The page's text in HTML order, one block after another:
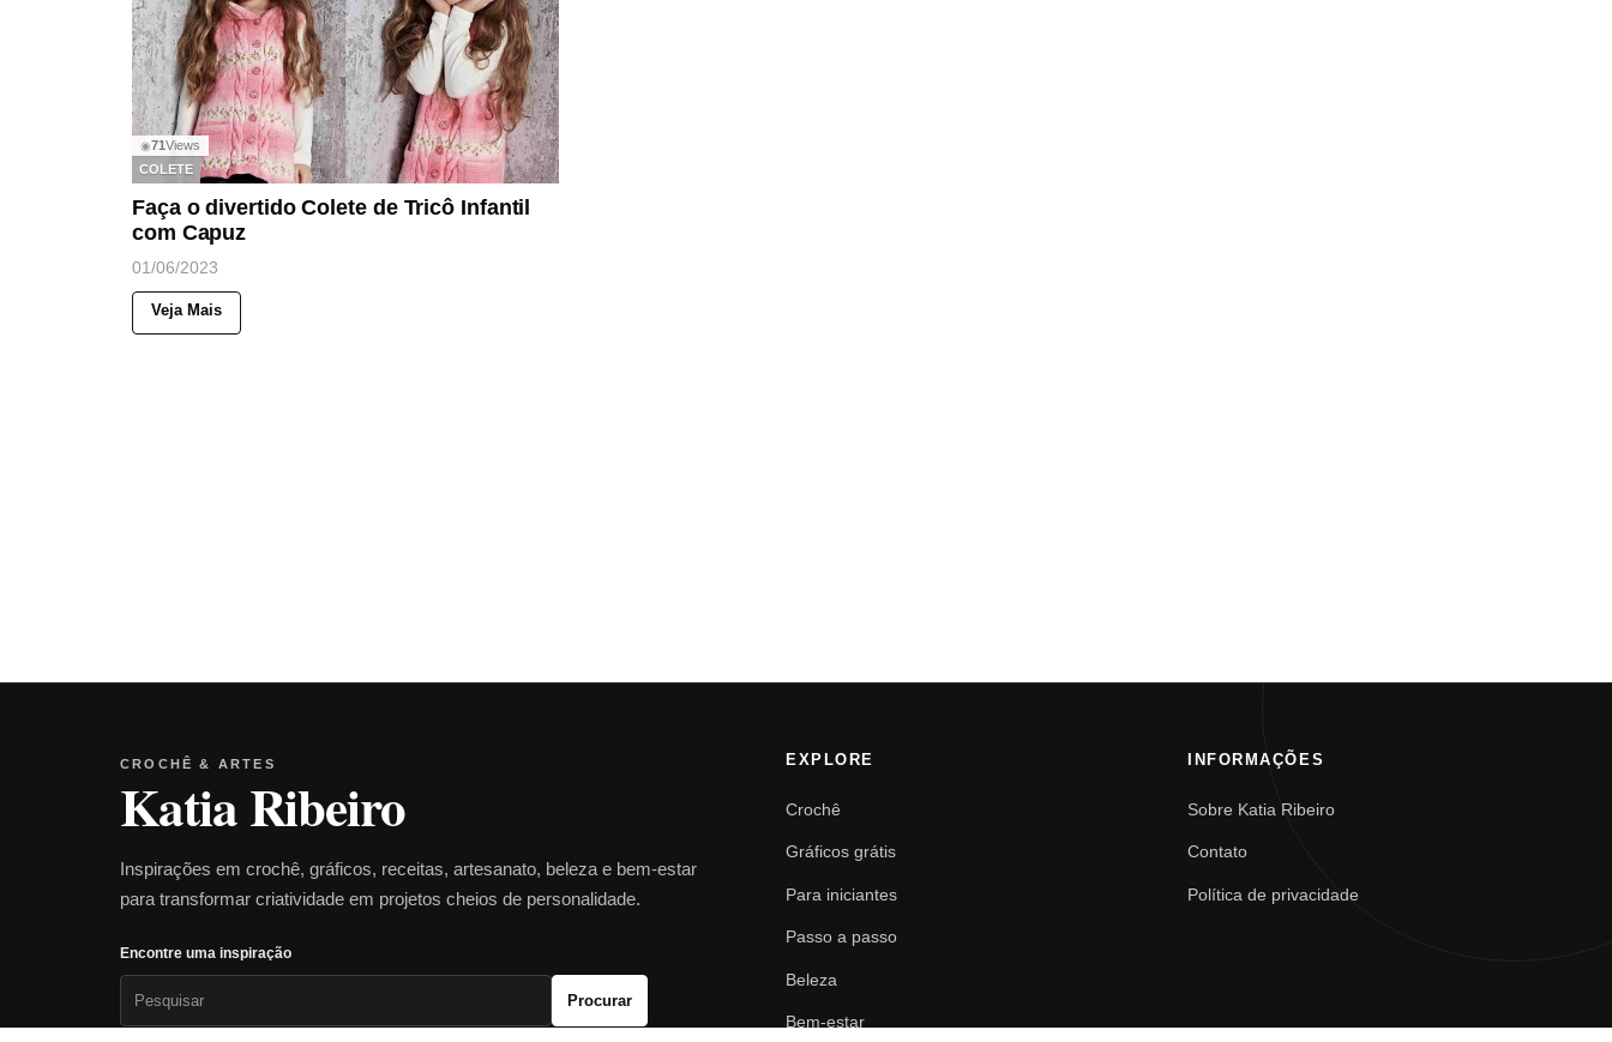
◉71 Views
COLETE
Faça o divertido Colete de Tricô Infantil
com Capuz
01/06/2023
Veja Mais
CROCHÊ & ARTES
Katia Ribeiro
Inspirações em crochê, gráficos, receitas, artesanato, beleza e bem-estar
para transformar criatividade em projetos cheios de personalidade.
Encontre uma inspiração
Procurar
EXPLORE
Crochê
Gráficos grátis
Para iniciantes
Passo a passo
Beleza
Bem-estar
INFORMAÇÕES
Sobre Katia Ribeiro
Contato
Política de privacidade